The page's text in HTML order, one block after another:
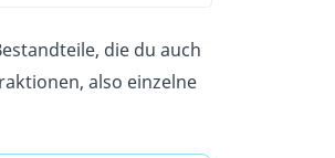
die du auch
also einzelne